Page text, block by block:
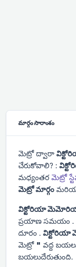
మార్గం సారాంశం
మెట్రో ద్వారా
చేరుకోవాలి? :
మధ్యంతర మెట్రో
మెట్రో మార్గం
విక్టోరియా
ప్రయాణ సమయం
దూరం .
మెట్రో " వద్ద
బయలుదేరుతుంది.